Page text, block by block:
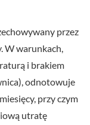
przez
W warunkach,
i brakiem
odnotowuje
przy czym
utratę